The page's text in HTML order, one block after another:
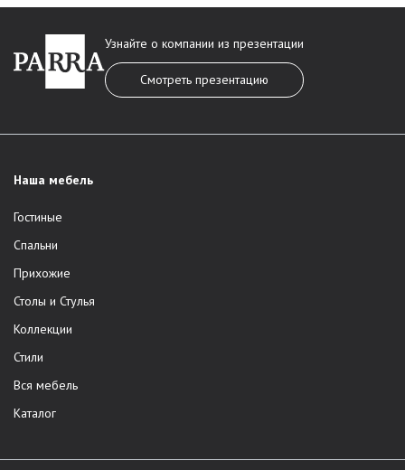
Наша мебель
Гостиные
Спальни
Прихожие
Столы и Стулья
Коллекции
Стили
Вся мебель
Каталог
Узнайте о компании из презентации
Смотреть презентацию